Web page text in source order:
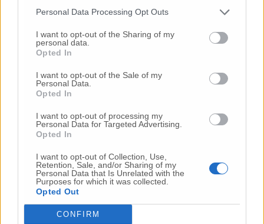
Personal Data Processing Opt Outs
I want to opt-out of the Sharing of my
personal data.
Opted In
I want to opt-out of the Sale of my
Personal Data.
Opted In
I want to opt-out of processing my
Personal Data for Targeted Advertising.
Opted In
I want to opt-out of Collection, Use,
Retention, Sale, and/or Sharing of my
Personal Data that Is Unrelated with the
Purposes for which it was collected.
Opted Out
CONFIRM
Gli articoli più letti
24 Lug-Bimbi costretti a colpirsi da soli
e lasciati al
orrore all’asilo, arrestate due educatrici
prima la lite, poi la furia col coltello
-Femminicidio a Loreto.
(Foto-Video)
-Scontro tra auto e moto a Numana:
gravissimo un centauro
Maltrattamenti all’asilo, parla il sindaco: